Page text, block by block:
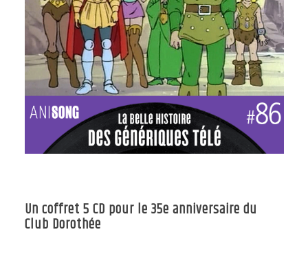
Un coffret 5 CD pour le 35e anniversaire du
Club Dorothée